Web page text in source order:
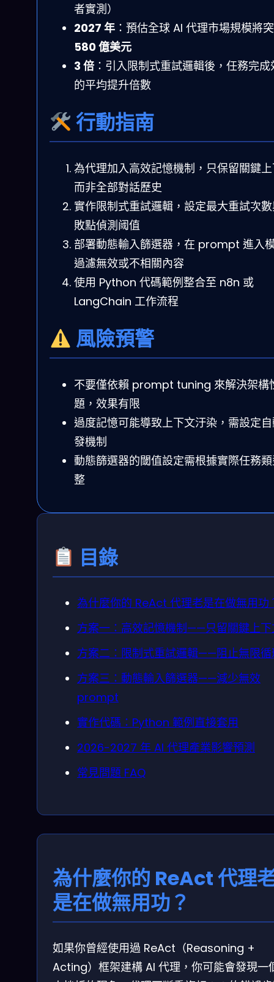
者實測）
2027 年 ：預估全球 AI 代理市場規模將
580 億美元
3 倍 ：引入限制式重試邏輯後，任務完成
的平均提升倍數
行動指南
為代理加入高效記憶機制，只保留關鍵
而非全部對話歷史
實作限制式重試邏輯，設定最大重試次
敗點偵測阈值
部署動態輸入篩選器，在 prompt 進入
過濾無效或不相關內容
使用 Python 代碼範例整合至 n8n 或
LangChain 工作流程
風險預警
不要僅依賴 prompt tuning 來解決架構
題，效果有限
過度記憶可能導致上下文汙染，需設定
發機制
動態篩選器的閾值設定需根據實際任務
整
目錄
為什麼你的 ReAct 代理老是在做無用功
方案一：高效記憶機制——只留關鍵上下
方案二：限制式重試邏輯——阻止無限循
方案三：動態輸入篩選器——減少無效
prompt
實作代碼：Python 範例直接套用
2026-2027 年 AI 代理產業影響預測
常見問題 FAQ
為什麼你的 ReAct 代理
是在做無用功？
如果你曾經使用過 ReAct（Reasoning +
Acting）框架建構 AI 代理，你可能會發現一